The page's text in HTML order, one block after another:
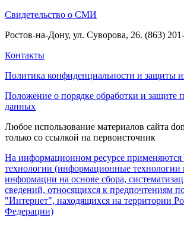
Свидетельство о СМИ
Ростов-на-Дону, ул. Суворова, 26. (863)
Контакты
Политика конфиденциальности и защиты
Положение о порядке обработки и защите
данных
Любое использование материалов сайта
только со ссылкой на первоисточник
На информационном ресурсе применяются
технологии (информационные технологии
информации на основе сбора,
сведений, относящихся к предпочтениям
"Интернет", находящихся на территории
Федерации)